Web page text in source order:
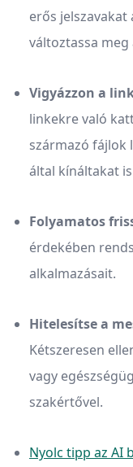
erős jelszavakat
változtassa meg
Vigyázzon a
linkekre való
származó fájlok
által kínáltakat
Folyamatos
érdekében
alkalmazásait.
Hitelesítse a
Kétszeresen
vagy
szakértővel.
Nyolc tipp az AI